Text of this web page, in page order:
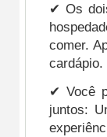
✔ Os
comer.
cardápio.
✔ Você
juntos: